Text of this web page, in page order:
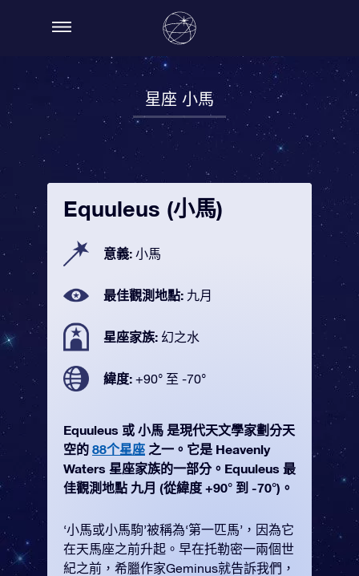
星座 小馬
Equuleus (小馬)
意義: 小馬
最佳觀測地點: 九月
星座家族: 幻之水
緯度: +90° 至 -70°
Equuleus 或 小馬 是現代天文學家劃分天
空的 88个星座 之一。它是 Heavenly
Waters 星座家族的一部分。Equuleus 最
佳觀測地點 九月 (從緯度 +90° 到 -70°)。
‘小馬或小馬駒’被稱為‘第一匹馬’，因為它
在天馬座之前升起。早在托勒密一兩個世
紀之前，希臘作家Geminus就告訴我們，